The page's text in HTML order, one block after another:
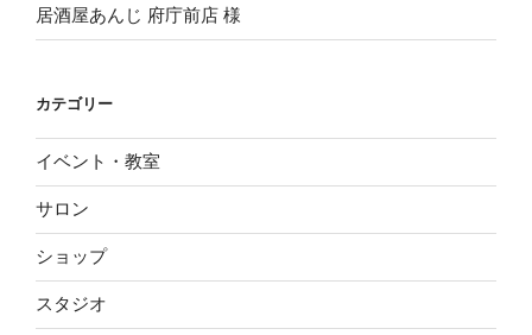
居酒屋あんじ 府庁前店 様
カテゴリー
イベント・教室
サロン
ショップ
スタジオ